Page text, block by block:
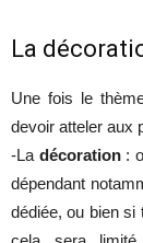
La
Une fois le
devoir atteler aux
-La décoration :
dépendant
dédiée, ou bien si